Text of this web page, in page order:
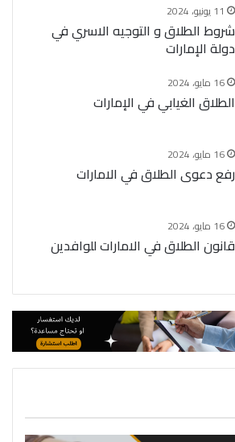
11 يونيو، 2024
شروط الطلاق و التوجيه الاسري في
دولة الإمارات
16 مايو، 2024
الطلاق الغيابي في الإمارات
16 مايو، 2024
رفع دعوى الطلاق في الامارات
16 مايو، 2024
قانون الطلاق في الامارات للوافدين